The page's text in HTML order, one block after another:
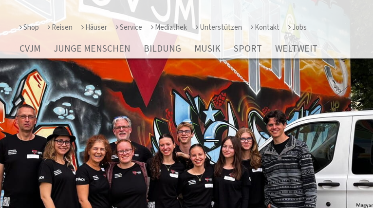
Shop Reisen Häuser Service Mediathek Unterstützen Kontakt Jobs
CVJM JUNGE MENSCHEN BILDUNG MUSIK SPORT WELTWEIT